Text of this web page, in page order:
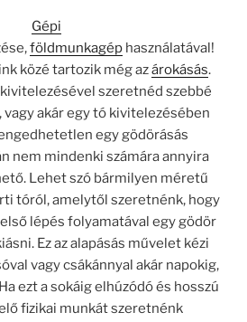
Gépi
földmunkagéphasználatával!
közé tartozik még azárokásás.
szeretnéd szebbé
vagy akár egy tó kivitelezésében
egy gödörásás
nem mindenki számára annyira
Lehet szó bármilyen méretű
tóról, amelytől szeretnénk, hogy
lépés folyamatával egy gödör
Ez az alapásás művelet kézi
vagy csákánnyal akár napokig,
ezt a sokáig elhúzódó és hosszú
fizikai munkát szeretnénk